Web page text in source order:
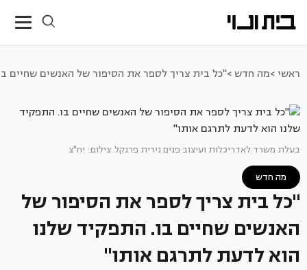
ראשי >מה חדש >"כל בית צריך לספר את הסיפור של האנשים שחיים
בעלת משרד לאדריכלות ועיצוב פנים נירית פרנקל. צילום: יח"צ
מה חדש
"כל בית צריך לספר את הסיפור של
האנשים שחיים בו. התפקיד שלנו
הוא לדעת לתרגם אותו"